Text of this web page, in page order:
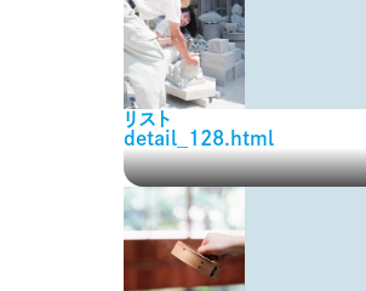
リスト
detail_128.html